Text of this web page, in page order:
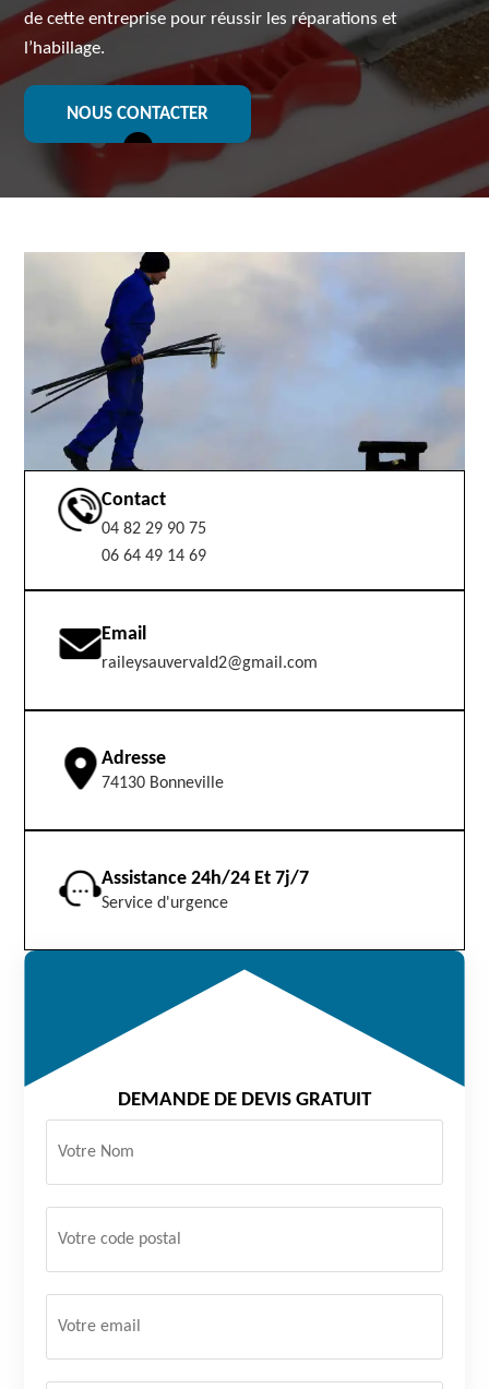
de cette entreprise pour réussir les réparations et
l’habillage.
NOUS CONTACTER
Contact
04 82 29 90 75
06 64 49 14 69
Email
raileysauvervald2@gmail.com
Adresse
74130 Bonneville
Assistance 24h/24 Et 7j/7
Service d'urgence
DEMANDE DE DEVIS GRATUIT